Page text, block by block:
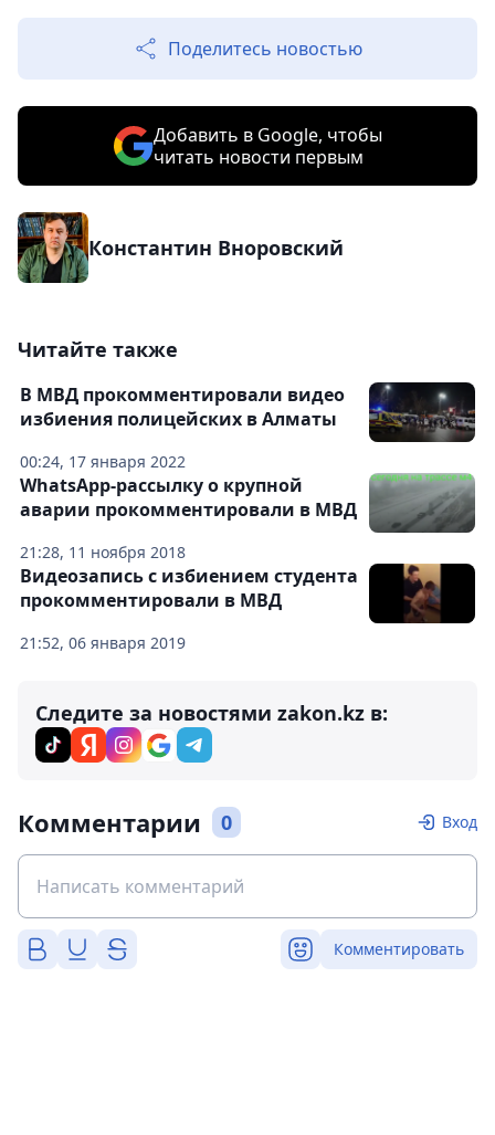
Поделитесь новостью
Добавить в Google, чтобы
читать новости первым
Константин Вноровский
Читайте также
00:24, 17 января 2022
В МВД прокомментировали видео
избиения полицейских в Алматы
21:28, 11 ноября 2018
WhatsApp-рассылку о крупной
аварии прокомментировали в МВД
21:52, 06 января 2019
Видеозапись с избиением студента
прокомментировали в МВД
Следите за новостями zakon.kz в:
Комментарии 0 Вход
Комментировать